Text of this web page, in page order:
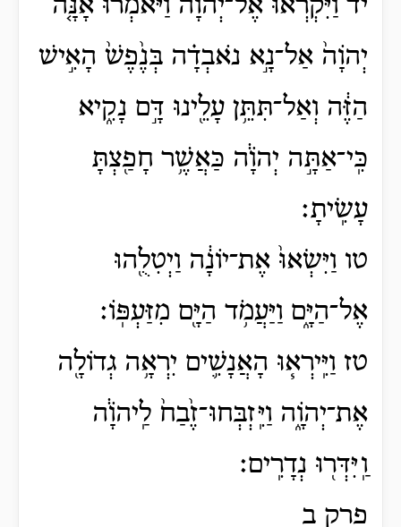
יד וַיִּקְרְא֨וּ אֶל־יְהֹוָ֜ה וַיֹּאמְר֗וּ אָנָּ֤ה
יְהֹוָה֙ אַל־נָ֣א נֹאבְדָ֗ה בְּנֶ֙פֶשׁ֙ הָאִ֣ישׁ
הַזֶּ֔ה וְאַל־תִּתֵּ֥ן עָלֵ֖ינוּ דָּ֣ם נָקִ֑יא
כִּֽי־אַתָּ֣ה יְהֹוָ֔ה כַּאֲשֶׁ֥ר חָפַ֖צְתָּ
עָשִֽׂיתָ׃
טו וַיִּשְׂאוּ֙ אֶת־יוֹנָ֔ה וַיְטִלֻ֖הוּ
אֶל־הַיָּ֑ם וַיַּעֲמֹ֥ד הַיָּ֖ם מִזַּעְפּֽוֹ׃
טז וַיִּֽירְא֧וּ הָאֲנָשִׁ֛ים יִרְאָ֥ה גְדוֹלָ֖ה
אֶת־יְהֹוָ֑ה וַיִּֽזְבְּחוּ־זֶ֙בַח֙ לַֽיהֹוָ֔ה
וַֽיִּדְּר֖וּ נְדָרִֽים׃
פרק ב